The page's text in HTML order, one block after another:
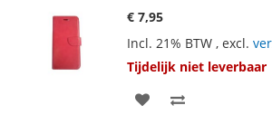
€ 7,95
Incl. 21% BTW , excl.
Tijdelijk niet leverbaar
VOEG